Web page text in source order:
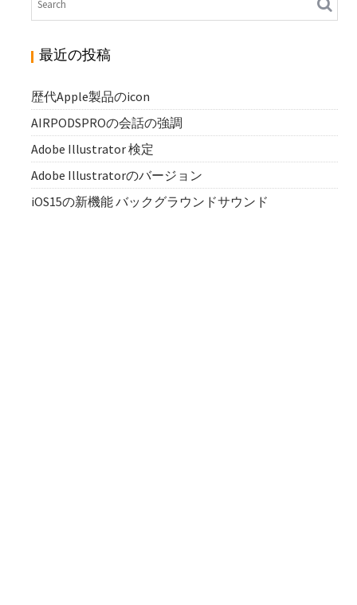
N
最近の投稿
歴代Apple製品のicon
AIRPODSPROの会話の強調
Adobe Illustrator 検定
Adobe Illustratorのバージョン
iOS15の新機能 バックグラウンドサウンド